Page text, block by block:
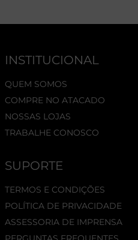
INSTITUCIONAL
QUEM SOMOS
COMPRE NO ATACADO
NOSSAS LOJAS
TRABALHE CONOSCO
SUPORTE
TERMOS E CONDIÇÕES
POLÍTICA DE PRIVACIDADE
ASSESSORIA DE IMPRENSA